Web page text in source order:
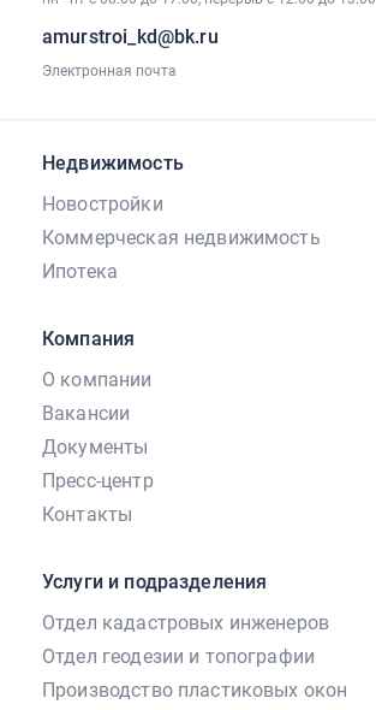
amurstroi_kd@bk.ru
Электронная почта
Недвижимость
Новостройки
Коммерческая недвижимость
Ипотека
Компания
О компании
Вакансии
Документы
Пресс-центр
Контакты
Услуги и подразделения
Отдел кадастровых инженеров
Отдел геодезии и топографии
Производство пластиковых окон